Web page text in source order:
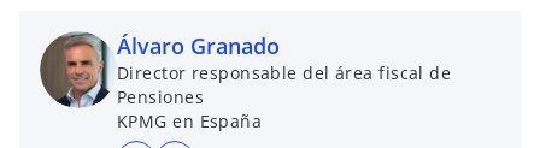
Álvaro Granado
Director responsable del área fiscal de
Pensiones
KPMG en España